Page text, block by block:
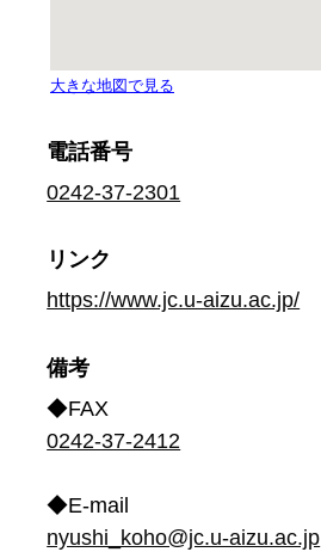
電話番号
0242-37-2301
リンク
https://www.jc.u-aizu.ac.jp/
備考
◆FAX
0242-37-2412
◆E-mail
nyushi_koho@jc.u-aizu.ac.jp